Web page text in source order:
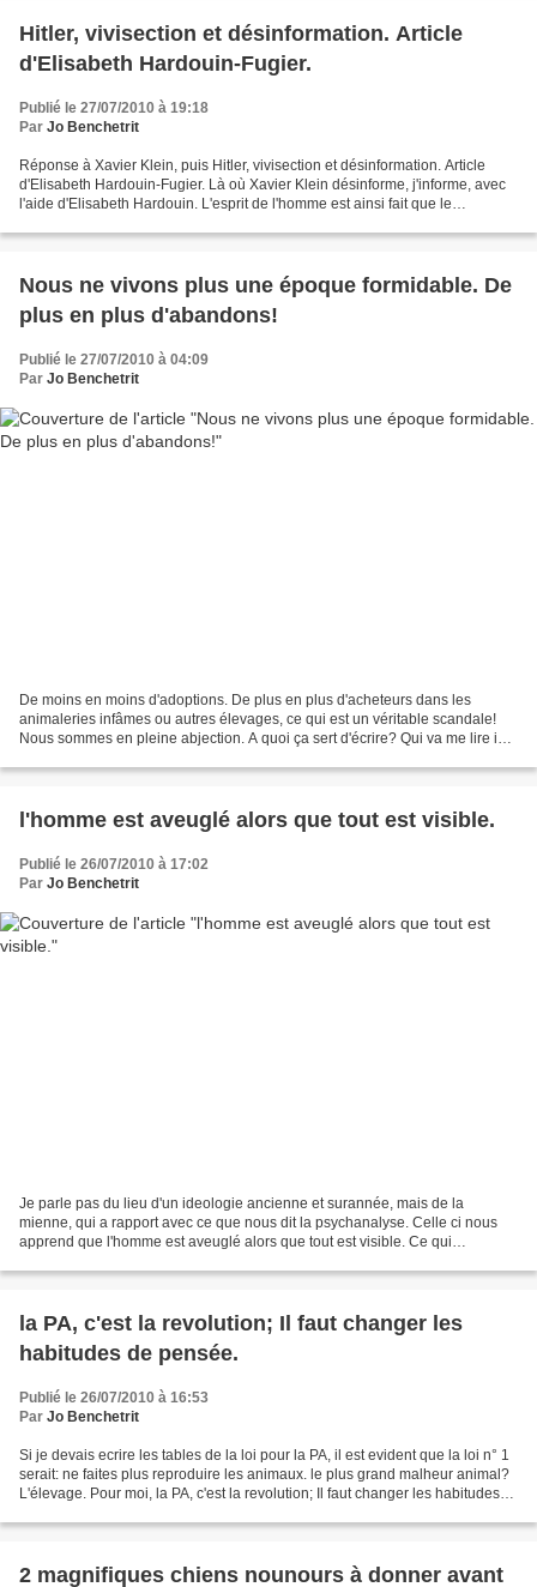
Hitler, vivisection et désinformation. Article
d'Elisabeth Hardouin-Fugier.
Publié le 27/07/2010 à 19:18
Par Jo Benchetrit
Réponse à Xavier Klein, puis Hitler, vivisection et désinformation. Article
d'Elisabeth Hardouin-Fugier. Là où Xavier Klein désinforme, j'informe, avec
l'aide d'Elisabeth Hardouin. L'esprit de l'homme est ainsi fait que le
Nous ne vivons plus une époque formidable. De
plus en plus d'abandons!
Publié le 27/07/2010 à 04:09
Par Jo Benchetrit
De moins en moins d'adoptions. De plus en plus d'acheteurs dans les
animaleries infâmes ou autres élevages, ce qui est un véritable scandale!
Nous sommes en pleine abjection. A quoi ça sert d'écrire? Qui va me lire ici?
l'homme est aveuglé alors que tout est visible.
Publié le 26/07/2010 à 17:02
Par Jo Benchetrit
Je parle pas du lieu d'un ideologie ancienne et surannée, mais de la
mienne, qui a rapport avec ce que nous dit la psychanalyse. Celle ci nous
apprend que l'homme est aveuglé alors que tout est visible. Ce qui
la PA, c'est la revolution; Il faut changer les
habitudes de pensée.
Publié le 26/07/2010 à 16:53
Par Jo Benchetrit
Si je devais ecrire les tables de la loi pour la PA, il est evident que la loi n° 1
serait: ne faites plus reproduire les animaux. le plus grand malheur animal?
L'élevage. Pour moi, la PA, c'est la revolution; Il faut changer les habitudes
2 magnifiques chiens nounours à donner avant